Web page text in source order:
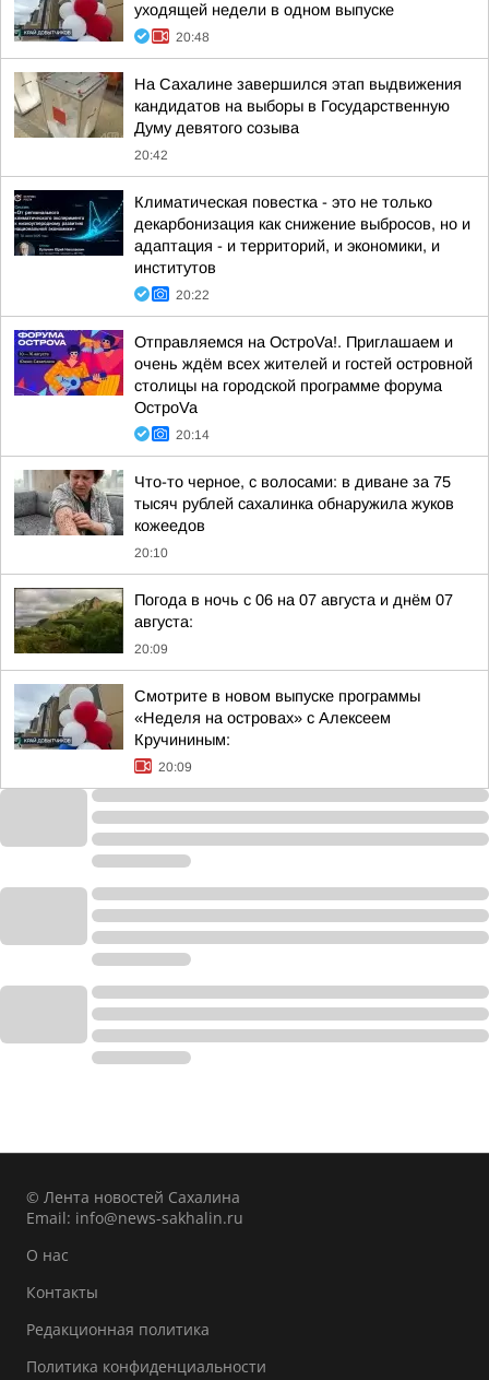
уходящей недели в одном выпуске
20:48
На Сахалине завершился этап выдвижения
кандидатов на выборы в Государственную
Думу девятого созыва
20:42
Климатическая повестка - это не только
декарбонизация как снижение выбросов, но и
адаптация - и территорий, и экономики, и
институтов
20:22
Отправляемся на ОстроVa!. Приглашаем и
очень ждём всех жителей и гостей островной
столицы на городской программе форума
ОстроVa
20:14
Что-то черное, с волосами: в диване за 75
тысяч рублей сахалинка обнаружила жуков
кожеедов
20:10
Погода в ночь с 06 на 07 августа и днём 07
августа:
20:09
Смотрите в новом выпуске программы
«Неделя на островах» с Алексеем
Кручининым:
20:09
© Лента новостей Сахалина
Email: info@news-sakhalin.ru
О нас
Контакты
Редакционная политика
Политика конфиденциальности